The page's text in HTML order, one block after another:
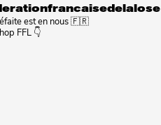
est en nous 🇫🇷
FFL 👇